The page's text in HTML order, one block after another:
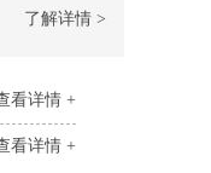
了解详情 >
看详情 +
看详情 +